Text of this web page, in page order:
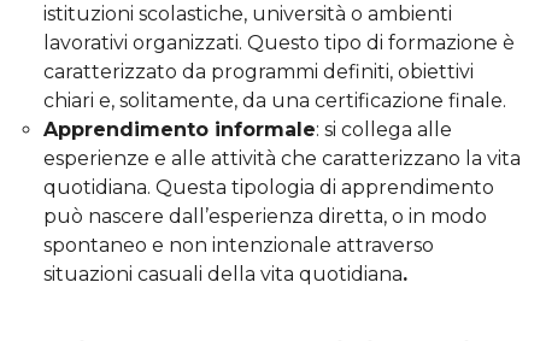
istituzioni scolastiche, università o ambienti
lavorativi organizzati. Questo tipo di formazione è
caratterizzato da programmi definiti, obiettivi
chiari e, solitamente, da una certificazione finale.
Apprendimento informale: si collega alle
esperienze e alle attività che caratterizzano la vita
quotidiana. Questa tipologia di apprendimento
può nascere dall’esperienza diretta, o in modo
spontaneo e non intenzionale attraverso
situazioni casuali della vita quotidiana.